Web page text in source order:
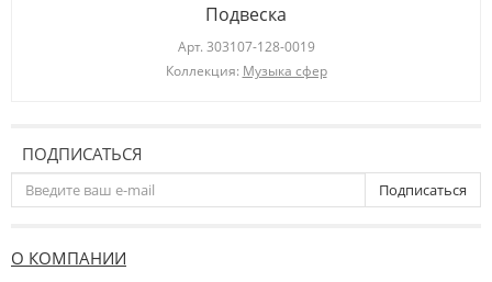
Подвеска
Арт. 303107-128-0019
Коллекция: Музыка сфер
ПОДПИСАТЬСЯ
Подписаться
О КОМПАНИИ